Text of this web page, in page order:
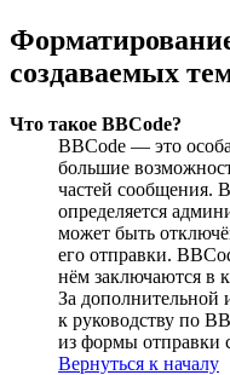
создаваемых
Что такое BBCode?
BBCode — это
большие
частей сообщения.
определяется
может быть
его отправки.
нём заключаются в
За дополнительной
к руководству по
из формы отправки
Вернуться к началу